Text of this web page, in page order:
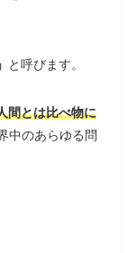
と呼びます。
間とは比べ物に
中のあらゆる問